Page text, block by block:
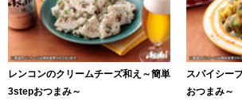
レンコンのクリームチーズ和え～簡単
3stepおつまみ～
スパイシー
おつまみ～